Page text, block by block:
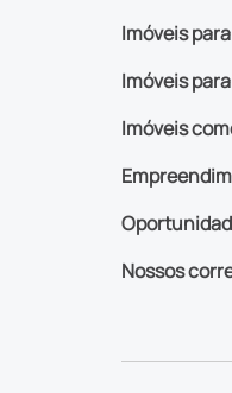
Imóveis
Imóveis
Imóveis
Nossos